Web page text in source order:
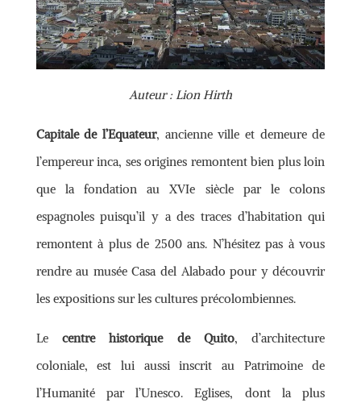
Auteur : Lion Hirth
Capitale de l’Equateur, ancienne ville et demeure de
l’empereur inca, ses origines remontent bien plus loin
que la fondation au XVIe siècle par le colons
espagnoles puisqu’il y a des traces d’habitation qui
remontent à plus de 2500 ans. N’hésitez pas à vous
rendre au musée Casa del Alabado pour y découvrir
les expositions sur les cultures précolombiennes.
Lecentre historique de Quito, d’architecture
coloniale, est lui aussi inscrit au Patrimoine de
l’Humanité par l’Unesco. Eglises, dont la plus